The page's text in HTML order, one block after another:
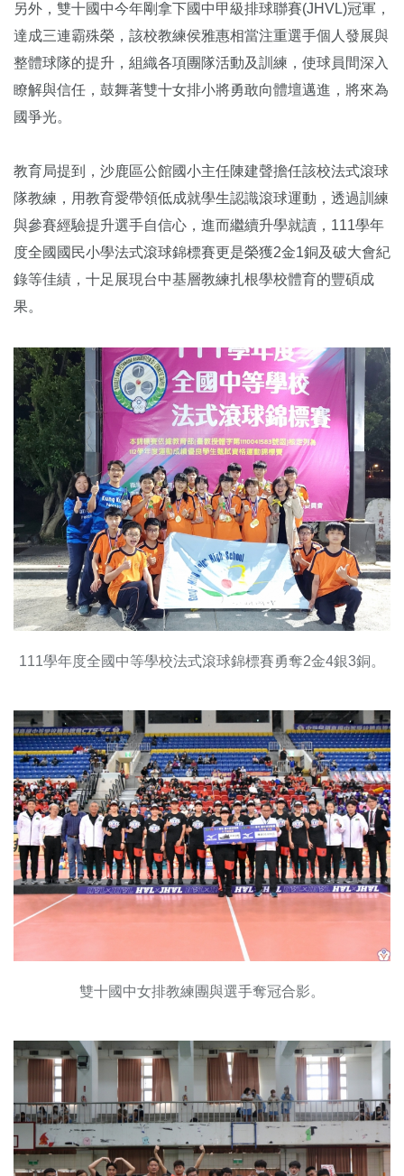
另外，雙十國中今年剛拿下國中甲級排球聯賽(JHVL)冠軍，
達成三連霸殊榮，該校教練侯雅惠相當注重選手個人發展與
整體球隊的提升，組織各項團隊活動及訓練，使球員間深入
瞭解與信任，鼓舞著雙十女排小將勇敢向體壇邁進，將來為
國爭光。
教育局提到，沙鹿區公館國小主任陳建聲擔任該校法式滾球
隊教練，用教育愛帶領低成就學生認識滾球運動，透過訓練
與參賽經驗提升選手自信心，進而繼續升學就讀，111學年
度全國國民小學法式滾球錦標賽更是榮獲2金1銅及破大會紀
錄等佳績，十足展現台中基層教練扎根學校體育的豐碩成
果。
111學年度全國中等學校法式滾球錦標賽勇奪2金4銀3銅。
雙十國中女排教練團與選手奪冠合影。